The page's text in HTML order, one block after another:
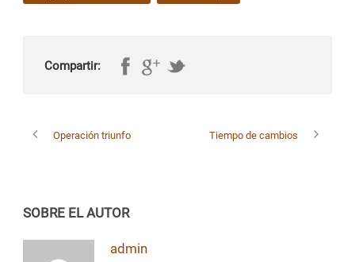
Compartir:
Operación triunfo Tiempo de cambios
SOBRE EL AUTOR
admin